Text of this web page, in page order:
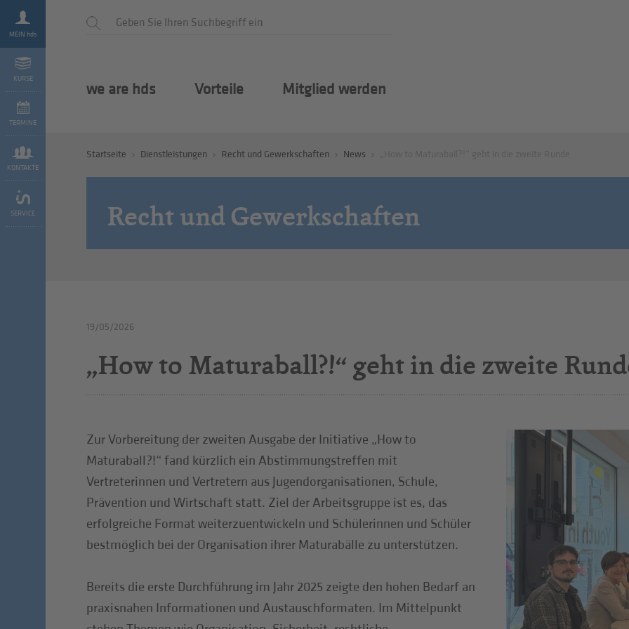
MEIN hds
KURSE
TERMINE
KONTAKTE
SERVICE
we are hds Vorteile Mitglied werden
Startseite Dienstleistungen Recht und Gewerkschaften News
Recht und Gewerkschaften
19/05/2026
„How to Maturaball?!“ geht in die zweite
Zur Vorbereitung der zweiten Ausgabe der Initiative „How to
Maturaball?!“ fand kürzlich ein Abstimmungstreffen mit
Vertreterinnen und Vertretern aus Jugendorganisationen, Schule,
Prävention und Wirtschaft statt. Ziel der Arbeitsgruppe ist es, das
erfolgreiche Format weiterzuentwickeln und Schülerinnen und Schüler
bestmöglich bei der Organisation ihrer Maturabälle zu unterstützen.
Bereits die erste Durchführung im Jahr 2025 zeigte den hohen Bedarf an
praxisnahen Informationen und Austauschformaten. Im Mittelpunkt